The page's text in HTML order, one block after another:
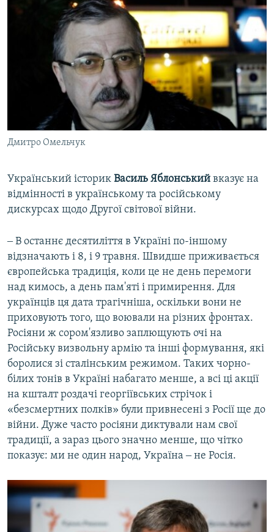
Дмитро Омельчук
Український історик Василь Яблонський вказує на
відмінності в українському та російському
дискурсах щодо Другої світової війни.
‒ В останнє десятиліття в Україні по-іншому
відзначають і 8, і 9 травня. Швидше приживається
європейська традиція, коли це не день перемоги
над кимось, а день пам'яті і примирення. Для
українців ця дата трагічніша, оскільки вони не
приховують того, що воювали на різних фронтах.
Росіяни ж сором'язливо заплющують очі на
Російську визвольну армію та інші формування, які
боролися зі сталінським режимом. Таких чорно-
білих тонів в Україні набагато менше, а всі ці акції
на кшталт роздачі георгіївських стрічок і
«безсмертних полків» були привнесені з Росії ще до
війни. Дуже часто росіяни диктували нам свої
традиції, а зараз цього значно менше, що чітко
показує: ми не один народ, Україна ‒ не Росія.